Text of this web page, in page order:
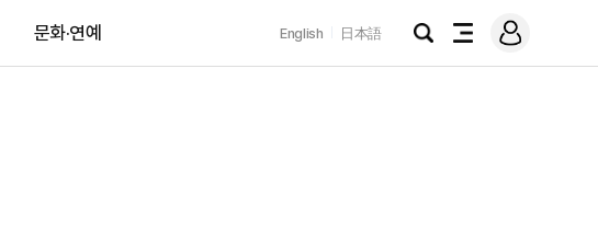
문화·연예 English 日本語
검
전
메
그